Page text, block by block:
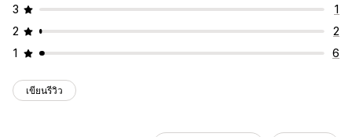
3
1
2
2
1
6
เขียนรีวิว